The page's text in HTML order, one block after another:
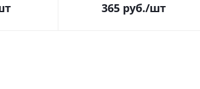
365 руб./шт